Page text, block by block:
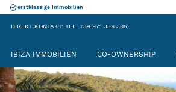
erstklassige Immobilien
DIREKT KONTAKT: TEL. +34 971 339 305
IBIZA IMMOBILIEN CO-OWNERSHIP